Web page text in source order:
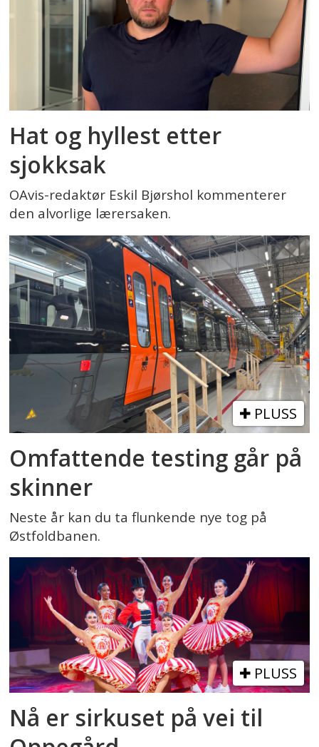
Hat og hyllest etter
sjokksak
OAvis-redaktør Eskil Bjørshol kommenterer
den alvorlige lærersaken.
PLUSS
Omfattende testing går på
skinner
Neste år kan du ta flunkende nye tog på
Østfoldbanen.
PLUSS
Nå er sirkuset på vei til